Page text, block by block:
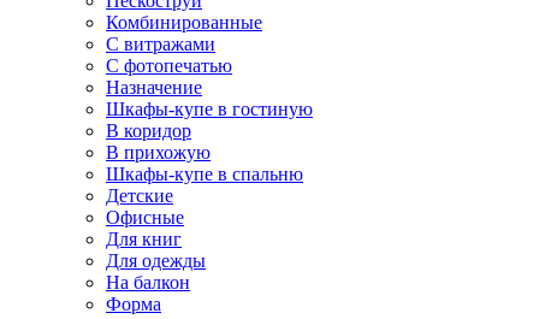
Комбинированные
С витражами
С фотопечатью
Назначение
Шкафы-купе в гостиную
В коридор
В прихожую
Шкафы-купе в спальню
Детские
Офисные
Для книг
Для одежды
На балкон
Форма